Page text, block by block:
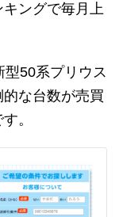
ングで毎月上
50系プリウス
な台数が売買
。